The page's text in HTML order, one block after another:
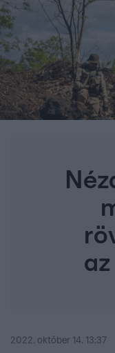
2022. október 14. 13:37